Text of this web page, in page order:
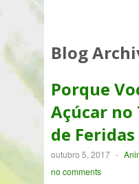
Blog
Porque
Açúcar
de
outubro 5, 2017 -
no comments